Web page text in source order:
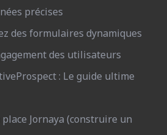
précises
des formulaires dynamiques
des utilisateurs
: Le guide ultime
Jornaya (construire un